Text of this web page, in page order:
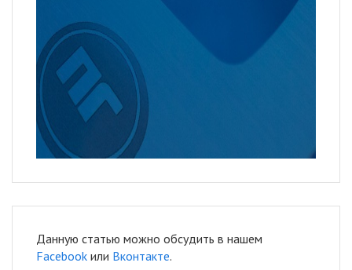
Данную статью можно обсудить в нашем
Facebook или Вконтакте.